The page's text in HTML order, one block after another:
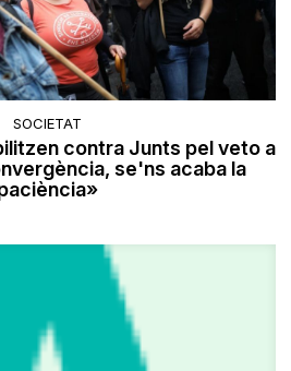
SOCIETAT
contra Junts pel veto a
se'ns acaba la